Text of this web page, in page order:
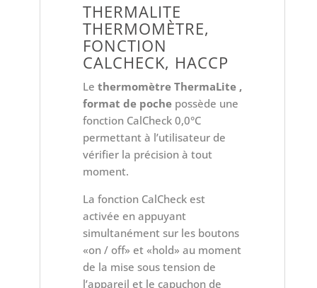
THERMALITE
THERMOMÈTRE,
FONCTION
CALCHECK, HACCP
Le thermomètre ThermaLite ,
format de poche possède une
fonction CalCheck 0,0°C
permettant à l’utilisateur de
vérifier la précision à tout
moment.
La fonction CalCheck est
activée en appuyant
simultanément sur les boutons
«on / off» et «hold» au moment
de la mise sous tension de
l’appareil et le capuchon de